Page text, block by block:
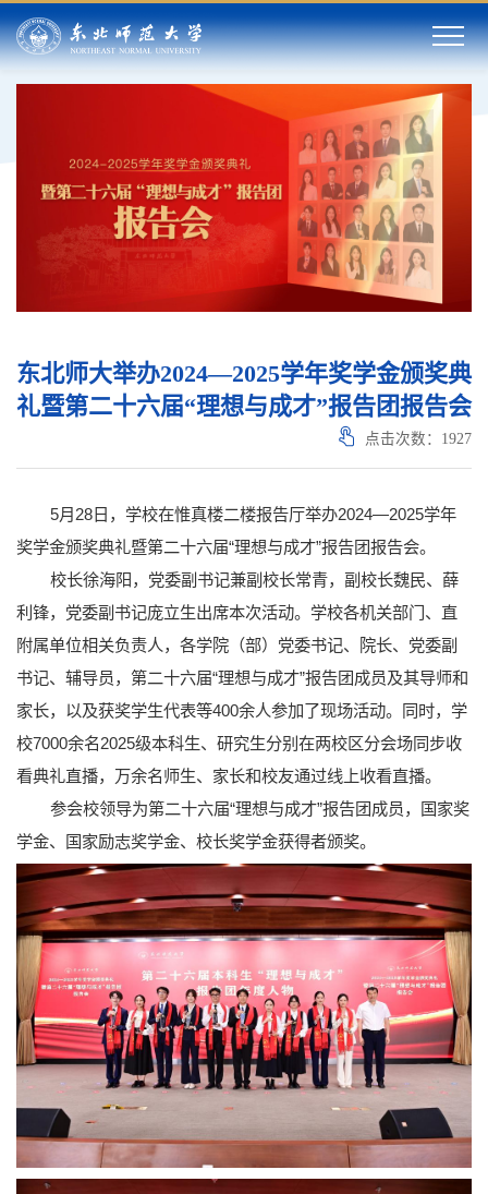
东北师大举办2024—2025学年奖学金颁奖典
礼暨第二十六届“理想与成才”报告团报告会
点击次数： 1927
5月28日，学校在惟真楼二楼报告厅举办2024—2025学年
奖学金颁奖典礼暨第二十六届“理想与成才”报告团报告会。
校长徐海阳，党委副书记兼副校长常青，副校长魏民、薛
利锋，党委副书记庞立生出席本次活动。学校各机关部门、直
附属单位相关负责人，各学院（部）党委书记、院长、党委副
书记、辅导员，第二十六届“理想与成才”报告团成员及其导师和
家长，以及获奖学生代表等400余人参加了现场活动。同时，学
校7000余名2025级本科生、研究生分别在两校区分会场同步收
看典礼直播，万余名师生、家长和校友通过线上收看直播。
参会校领导为第二十六届“理想与成才”报告团成员，国家奖
学金、国家励志奖学金、校长奖学金获得者颁奖。